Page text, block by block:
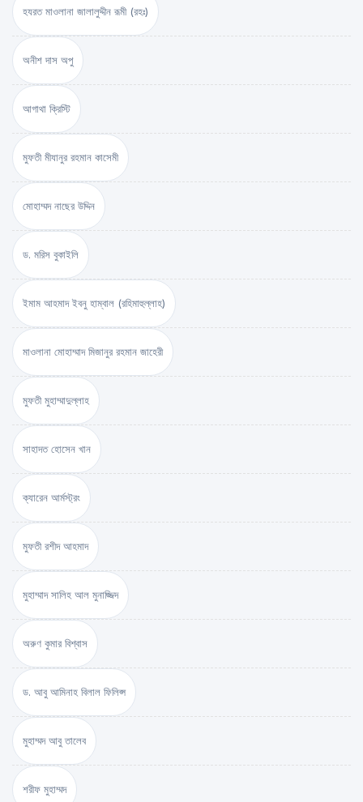
হযরত মাওলানা জালালুদ্দীন রূমী (রহঃ)
অনীশ দাস অপু
আগাথা ক্রিস্টি
মুফতী মীযানুর রহমান কাসেমী
মোহাম্মদ নাছের উদ্দিন
ড. মরিস বুকাইলি
ইমাম আহমাদ ইবনু হাম্বাল (রহিমাহুল্লাহ)
মাওলানা মোহাম্মাদ মিজানুর রহমান জাহেরী
মুফতী মুহাম্মাদুল্লাহ
সাহাদত হোসেন খান
ক্যারেন আর্মস্ট্রং
মুফতী রশীদ আহমাদ
মুহাম্মাদ সালিহ আল মুনাজ্জিদ
অরুণ কুমার বিশ্বাস
ড. আবু আমিনাহ বিলাল ফিলিপ্স
মুহাম্মদ আবু তালেব
শরীফ মুহাম্মদ